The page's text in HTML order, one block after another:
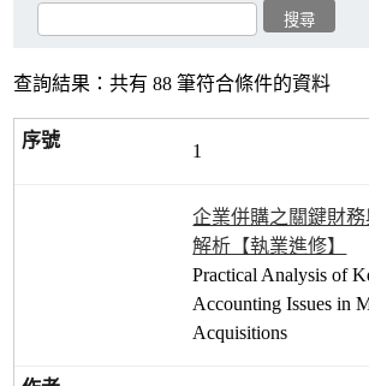
查詢結果：共有 88 筆符合條件的資料
1
企業併購之關鍵財
解析【執業進修】
Practical Analysis of
Accounting Issues in
Acquisitions